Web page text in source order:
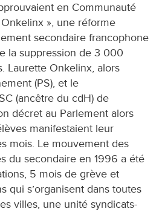
en Communauté
», une réforme
secondaire francophone
la suppression de 3 000
Laurette Onkelinx, alors
(PS), et le
(ancêtre du cdH) de
décret au Parlement alors
manifestaient leur
mois. Le mouvement des
du secondaire en 1996 a été
5 mois de grève et
qui s’organisent dans toutes
villes, une unité syndicats-